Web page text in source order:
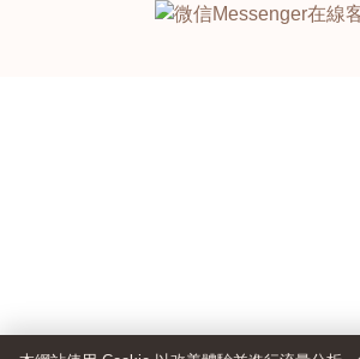
Messenger在線